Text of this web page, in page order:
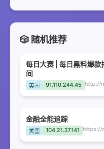
🎲 随机推荐
每日大赛 | 每日黑料爆
间
英国 91.110.244.45 http://
金融全能追踪
美国 104.21.37.141 https://